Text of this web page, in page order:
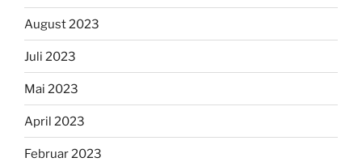
August 2023
Juli 2023
Mai 2023
April 2023
Februar 2023